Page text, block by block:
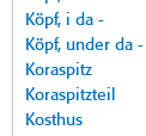
Köpf, i da -
Köpf, under da -
Koraspitz
Koraspitzteil
Kosthus